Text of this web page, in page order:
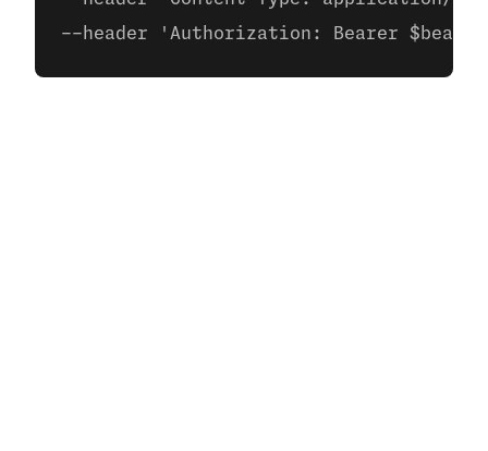
--header 'Authorization: Bearer